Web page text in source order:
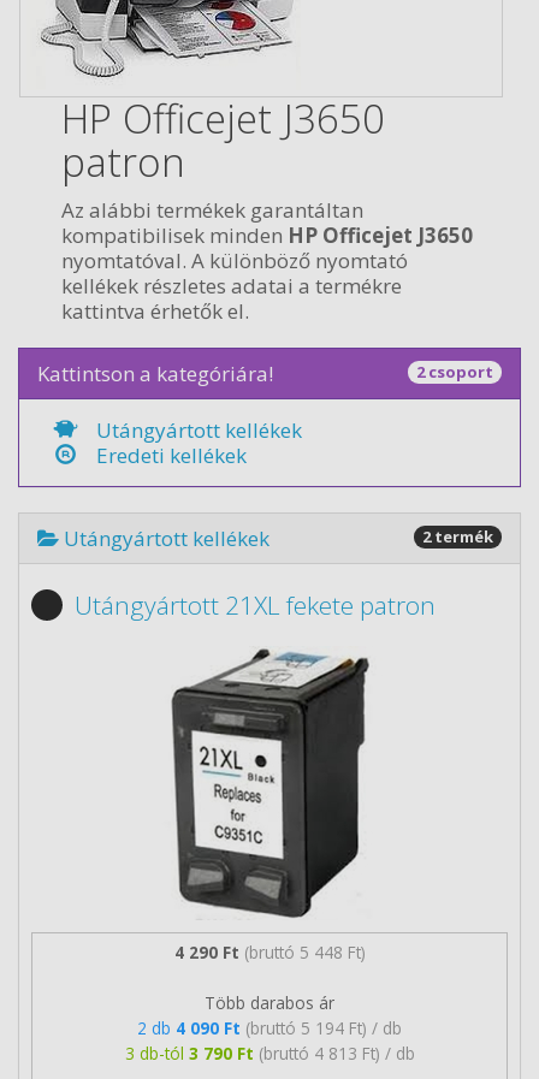
HP Officejet J3650
patron
Az alábbi termékek garantáltan
kompatibilisek minden HP Officejet J3650
nyomtatóval. A különböző nyomtató
kellékek részletes adatai a termékre
kattintva érhetők el.
Kattintson a kategóriára! 2 csoport
Utángyártott kellékek
Eredeti kellékek
Utángyártott kellékek 2 termék
Utángyártott 21XL fekete patron
4 290 Ft (bruttó 5 448 Ft)
Több darabos ár
2 db 4 090 Ft (bruttó 5 194 Ft) / db
3 db-tól 3 790 Ft (bruttó 4 813 Ft) / db